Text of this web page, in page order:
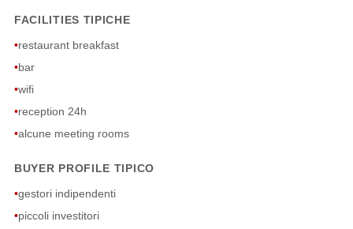
FACILITIES TIPICHE
•restaurant breakfast
•bar
•wifi
•reception 24h
•alcune meeting rooms
BUYER PROFILE TIPICO
•gestori indipendenti
•piccoli investitori